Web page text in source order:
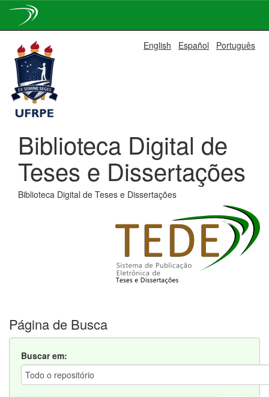
navigation
English Español Português
Biblioteca Digital de
Teses e Dissertações
Biblioteca Digital de Teses e Dissertações
Página de Busca
Buscar em: